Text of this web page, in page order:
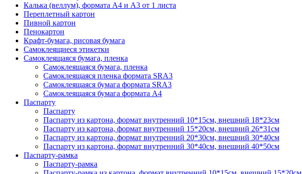
Калька (веллум), формата А4 и А3 от 1 листа
Переплетный картон
Пивной картон
Пенокартон
Крафт-бумага, рисовая бумага
Самоклеящиеся этикетки
Самоклеящаяся бумага, пленка
Самоклеящаяся бумага, пленка
Самоклеящаяся пленка формата SRА3
Самоклеящаяся бумага формата SRА3
Самоклеящаяся бумага формата А4
Паспарту
Паспарту
Паспарту из картона, формат внутренний 10*15см, внешний 18*23см
Паспарту из картона, формат внутренний 15*20см, внешний 26*31см
Паспарту из картона, формат внутренний 20*30см, внешний 30*40см
Паспарту из картона, формат внутренний 30*40см, внешний 40*50см
Паспарту-рамка
Паспарту-рамка